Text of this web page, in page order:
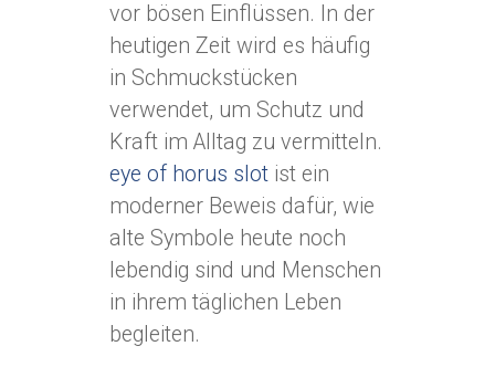
vor bösen Einflüssen. In der
heutigen Zeit wird es häufig
in Schmuckstücken
verwendet, um Schutz und
Kraft im Alltag zu vermitteln.
eye of horus slot ist ein
moderner Beweis dafür, wie
alte Symbole heute noch
lebendig sind und Menschen
in ihrem täglichen Leben
begleiten.